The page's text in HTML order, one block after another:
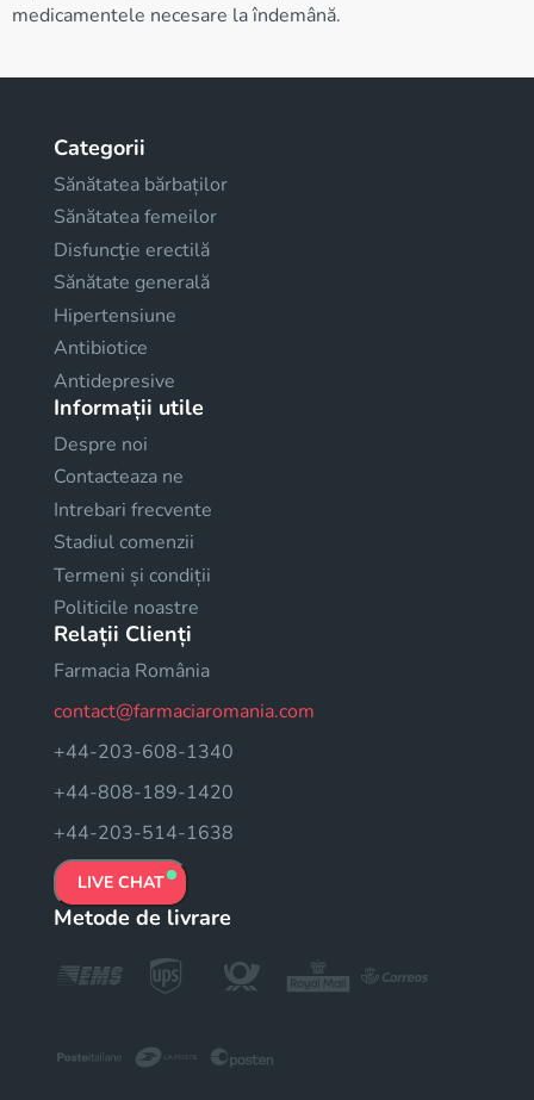
medicamentele necesare la îndemână.
Categorii
Sănătatea bărbaților
Sănătatea femeilor
Disfuncţie erectilă
Sănătate generală
Hipertensiune
Antibiotice
Antidepresive
Informații utile
Despre noi
Contacteaza ne
Intrebari frecvente
Stadiul comenzii
Termeni și condiții
Politicile noastre
Relații Clienți
Farmacia România
contact@farmaciaromania.com
+44-203-608-1340
+44-808-189-1420
+44-203-514-1638
LIVE CHAT
Metode de livrare